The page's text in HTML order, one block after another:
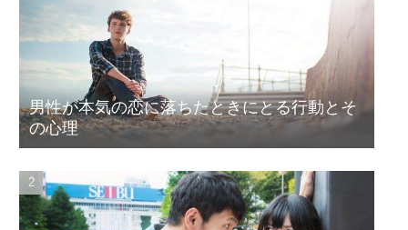
男性が本気の恋に落ちたときにとる行動とそ
の心理